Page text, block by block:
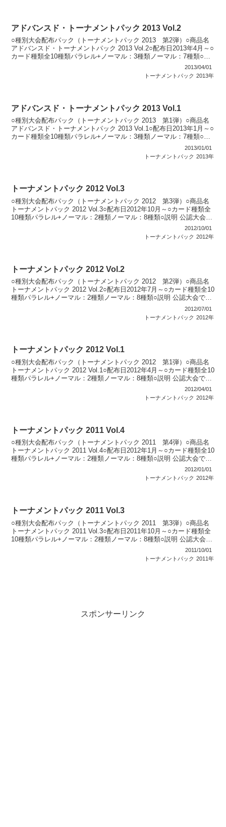
アドバンスド・トーナメントパック 2013 Vol.2
○種別大会配布パック（トーナメントパック 2013 第2弾）○商品名
アドバンスド・トーナメントパック 2013 Vol.2○配布日2013年4月～○
カード種類全10種類パラレル+ノーマル：3種類ノーマル：7種類○説
2013/04/01
トーナメントパック 2013年
アドバンスド・トーナメントパック 2013 Vol.1
○種別大会配布パック（トーナメントパック 2013 第1弾）○商品名
アドバンスド・トーナメントパック 2013 Vol.1○配布日2013年1月～○
カード種類全10種類パラレル+ノーマル：3種類ノーマル：7種類○説
2013/01/01
トーナメントパック 2013年
トーナメントパック 2012 Vol.3
○種別大会配布パック（トーナメントパック 2012 第3弾）○商品名
トーナメントパック 2012 Vol.3○配布日2012年10月～○カード種類全
10種類パラレル+ノーマル：2種類ノーマル：8種類○説明 公認大会で
2012/10/01
トーナメントパック 2012年
トーナメントパック 2012 Vol.2
○種別大会配布パック（トーナメントパック 2012 第2弾）○商品名
トーナメントパック 2012 Vol.2○配布日2012年7月～○カード種類全10
種類パラレル+ノーマル：2種類ノーマル：8種類○説明 公認大会で順
2012/07/01
トーナメントパック 2012年
トーナメントパック 2012 Vol.1
○種別大会配布パック（トーナメントパック 2012 第1弾）○商品名
トーナメントパック 2012 Vol.1○配布日2012年4月～○カード種類全10
種類パラレル+ノーマル：2種類ノーマル：8種類○説明 公認大会で順
2012/04/01
トーナメントパック 2012年
トーナメントパック 2011 Vol.4
○種別大会配布パック（トーナメントパック 2011 第4弾）○商品名
トーナメントパック 2011 Vol.4○配布日2012年1月～○カード種類全10
種類パラレル+ノーマル：2種類ノーマル：8種類○説明 公認大会で順
2012/01/01
トーナメントパック 2012年
トーナメントパック 2011 Vol.3
○種別大会配布パック（トーナメントパック 2011 第3弾）○商品名
トーナメントパック 2011 Vol.3○配布日2011年10月～○カード種類全
10種類パラレル+ノーマル：2種類ノーマル：8種類○説明 公認大会で
2011/10/01
トーナメントパック 2011年
スポンサーリンク